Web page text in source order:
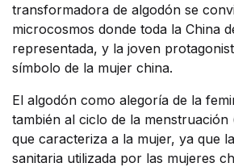
transformadora de algodón se
microcosmos donde toda la China
representada, y la joven
símbolo de la mujer china.
El algodón como alegoría de la
también al ciclo de la
que caracteriza a la mujer, ya que
sanitaria utilizada por las mujeres